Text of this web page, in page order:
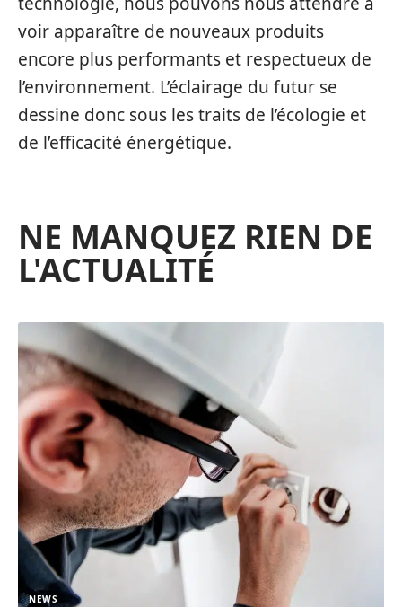
voir apparaître de nouveaux produits
encore plus performants et respectueux de
l’environnement. L’éclairage du futur se
dessine donc sous les traits de l’écologie et
de l’efficacité énergétique.
NE MANQUEZ RIEN DE
L'ACTUALITÉ
NEWS